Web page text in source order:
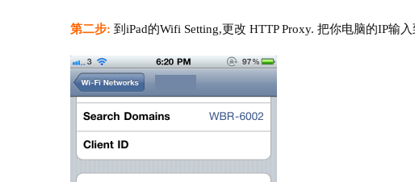
第二步: 到iPad的Wifi Setting,更改 HTTP Proxy. 把你电脑的IP输